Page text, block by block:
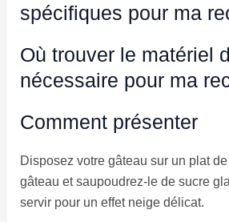
spécifiques pour ma
Où trouver le matériel
nécessaire pour ma
Comment présenter
Disposez votre gâteau sur un plat
gâteau et saupoudrez-le de sucre
servir pour un effet neige délicat.